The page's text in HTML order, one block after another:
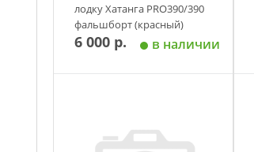
лодку Хатанга PRO390/390
фальшборт (красный)
6 000 р. в наличии